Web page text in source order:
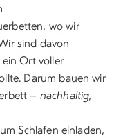
wo wir
sind davon
Ort voller
Darum bauen wir
– nachhaltig,
Schlafen einladen,